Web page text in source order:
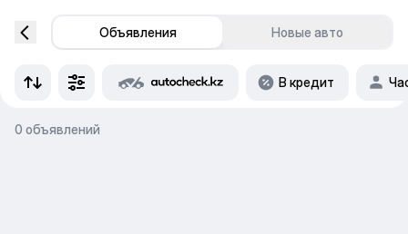
Объявления Новые авто
В кредит
0 объявлений